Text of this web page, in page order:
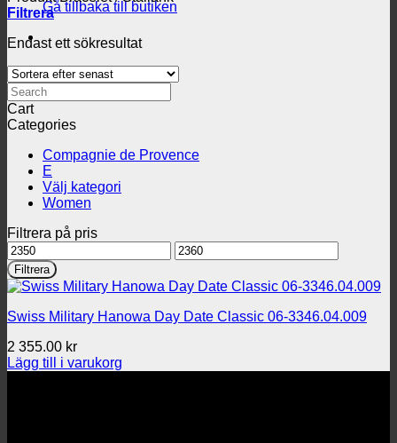
Gå tillbaka till butiken
Filtrera
Endast ett sökresultat
Search
Cart
Categories
Compagnie de Provence
E
Välj kategori
Women
Filtrera på pris
Min
pris
Max
pris
Filtrera
Swiss Military Hanowa Day Date Classic 06-3346.04.009
2 355.00 kr
Lägg till i varukorg